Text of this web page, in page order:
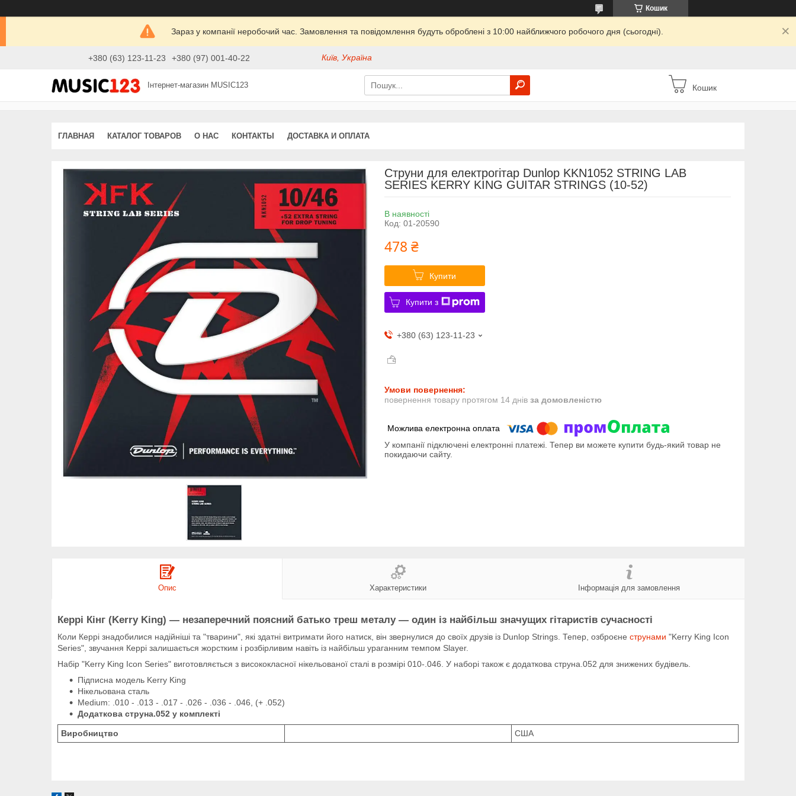
Кошик
Зараз у компанії неробочий час. Замовлення та повідомлення будуть оброблені з 10:00 найближчого робочого дня (сьогодні).
+380 (63) 123-11-23 +380 (97) 001-40-22 Київ, Україна
Інтернет-магазин MUSIC123 Кошик
ГЛАВНАЯ КАТАЛОГ ТОВАРОВ О НАС КОНТАКТЫ ДОСТАВКА И ОПЛАТА
Струни для електрогітар Dunlop KKN1052 STRING LAB
SERIES KERRY KING GUITAR STRINGS (10-52)
В наявності
Код: 01-20590
478 ₴
Купити
Купити з
+380 (63) 123-11-23
повернення товару протягом 14 днів за домовленістю
У компанії підключені електронні платежі. Тепер ви можете купити будь-який товар не
покидаючи сайту.
Опис Характеристики Інформація для замовлення
Керрі Кінг (Kerry King) — незаперечний поясний батько треш металу — один із найбільш значущих гітаристів сучасності
Коли Керрі знадобилися надійніші та "тварини", які здатні витримати його натиск, він звернулися до своїх друзів із Dunlop Strings. Тепер, озброєне струнами "Kerry King Icon
Series", звучання Керрі залишається жорстким і розбірливим навіть із найбільш ураганним темпом Slayer.
Набір "Kerry King Icon Series" виготовляється з висококласної нікельованої сталі в розмірі 010-.046. У наборі також є додаткова струна.052 для знижених будівель.
Підписна модель Kerry King
Нікельована сталь
Medium: .010 - .013 - .017 - .026 - .036 - .046, (+ .052)
Додаткова струна.052 у комплекті
Виробництво США